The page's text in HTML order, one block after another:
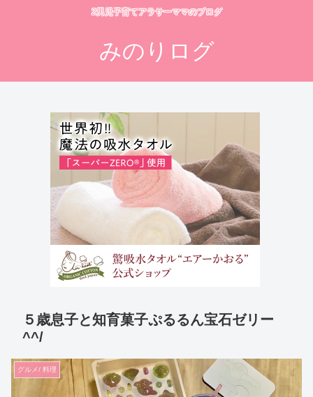
2男児子育てアラサーママのブログ
みのりログ
５歳息子と知育菓子ぷるるん宝石ゼリー
^^/
グルメ/ 料理